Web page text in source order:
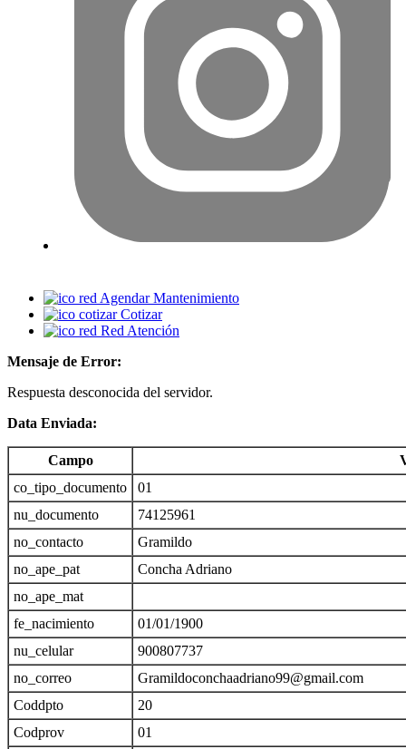
Agendar Mantenimiento
Cotizar
Red Atención
Mensaje de Error:
Respuesta desconocida del servidor.
Data Enviada:
Campo
co_tipo_documento
01
nu_documento
74125961
no_contacto
Gramildo
no_ape_pat
Concha Adriano
no_ape_mat
fe_nacimiento
01/01/1900
nu_celular
900807737
no_correo
Gramildoconchaadriano99@gmail.com
Coddpto
20
Codprov
01